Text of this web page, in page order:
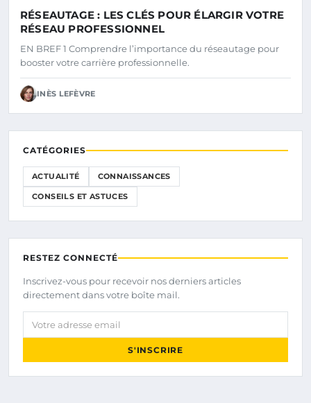
RÉSEAUTAGE : LES CLÉS POUR ÉLARGIR VOTRE
RÉSEAU PROFESSIONNEL
EN BREF 1 Comprendre l’importance du réseautage pour
booster votre carrière professionnelle.
INÈS LEFÈVRE
CATÉGORIES
ACTUALITÉ CONNAISSANCES
CONSEILS ET ASTUCES
RESTEZ CONNECTÉ
Inscrivez-vous pour recevoir nos derniers articles
directement dans votre boîte mail.
Votre adresse email
S'INSCRIRE